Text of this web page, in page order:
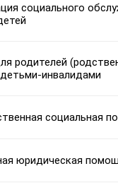
социального
родителей
инвалидами
социальная
юридическая